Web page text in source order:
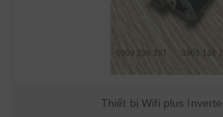
Thiết bị Wifi plus